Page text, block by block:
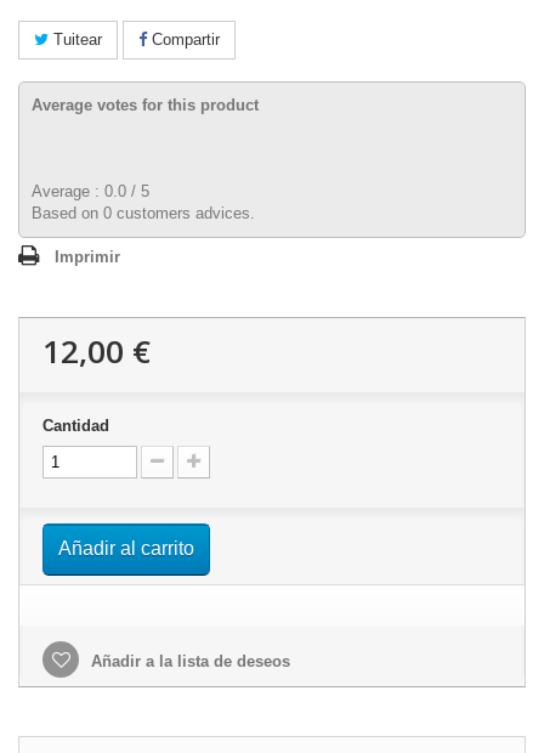
Tuitear Compartir
Average votes for this product
Average : 0.0 / 5
Based on 0 customers advices.
Imprimir
12,00 €
Cantidad
Añadir al carrito
Añadir a la lista de deseos